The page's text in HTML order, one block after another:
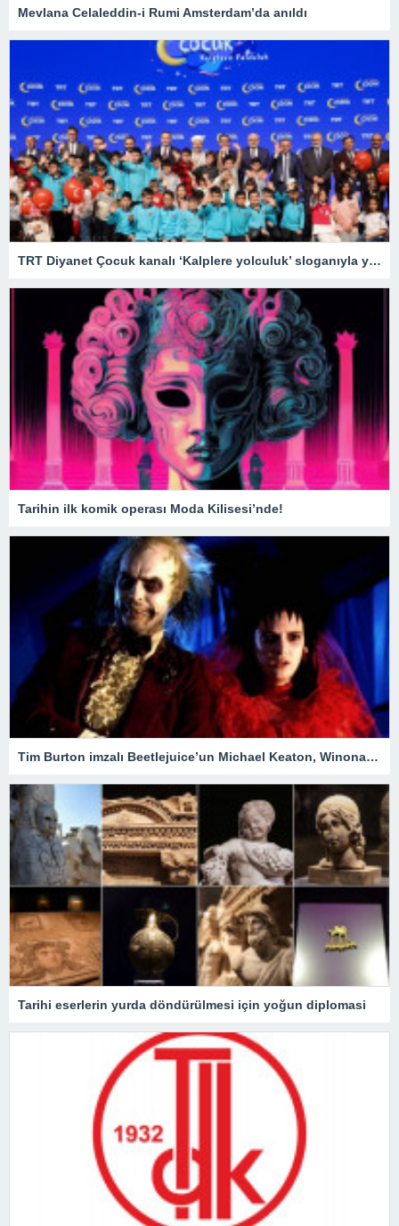
Mevlana Celaleddin-i Rumi Amsterdam’da anıldı
TRT Diyanet Çocuk kanalı ‘Kalplere yolculuk’ sloganıyla yayın hayatına başladı
Tarihin ilk komik operası Moda Kilisesi’nde!
Tim Burton imzalı Beetlejuice’un Michael Keaton, Winona Ryder ve Jenna Ortega’lı devam filmi geliyor
Tarihi eserlerin yurda döndürülmesi için yoğun diplomasi